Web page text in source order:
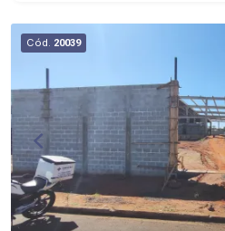
Cód. 20039